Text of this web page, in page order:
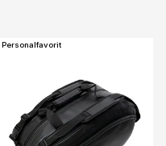
Personalfavorit